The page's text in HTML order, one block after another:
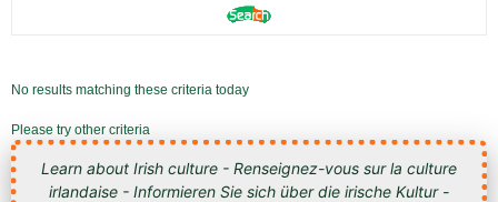
No results matching these criteria today
Please try other criteria
Learn about Irish culture - Renseignez-vous sur la culture
irlandaise - Informieren Sie sich über die irische Kultur -